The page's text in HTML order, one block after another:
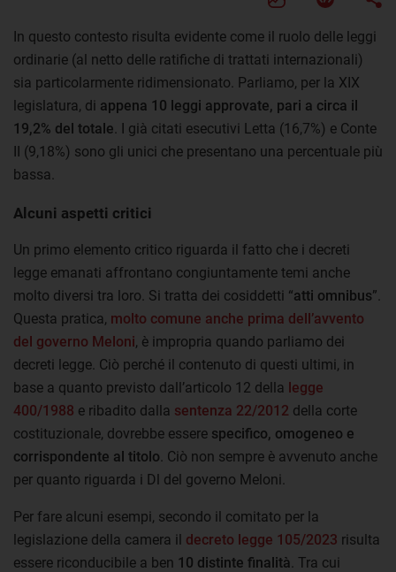
In questo contesto risulta evidente come il ruolo delle leggi
ordinarie (al netto delle ratifiche di trattati internazionali)
sia particolarmente ridimensionato. Parliamo, per la XIX
legislatura, di appena 10 leggi approvate, pari a circa il
19,2% del totale . I già citati esecutivi Letta (16,7%) e Conte
II (9,18%) sono gli unici che presentano una percentuale più
bassa.
Alcuni aspetti critici
Un primo elemento critico riguarda il fatto che i decreti
legge emanati affrontano congiuntamente temi anche
molto diversi tra loro. Si tratta dei cosiddetti “atti omnibus”.
Questa pratica, molto comune anche prima dell’avvento
del governo Meloni, è impropria quando parliamo dei
decreti legge. Ciò perché il contenuto di questi ultimi, in
base a quanto previsto dall’articolo 12 della legge
400/1988 e ribadito dalla sentenza 22/2012 della corte
costituzionale, dovrebbe essere specifico, omogeneo e
corrispondente al titolo . Ciò non sempre è avvenuto anche
per quanto riguarda i Dl del governo Meloni.
Per fare alcuni esempi, secondo il comitato per la
legislazione della camera il decreto legge 105/2023 risulta
essere riconducibile a ben 10 distinte finalità . Tra cui